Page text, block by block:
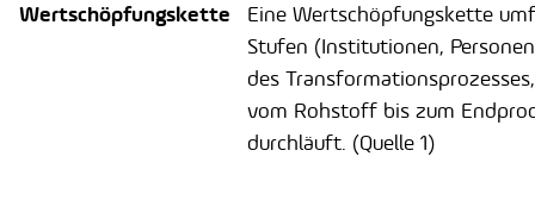
Wertschöpfungskette
Eine Wertschöpfungskette
Stufen (Institutionen,
des
vom Rohstoff bis zum
durchläuft. (Quelle 1)